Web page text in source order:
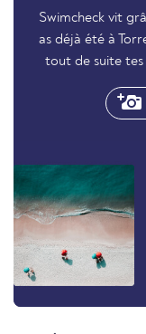
Swimcheck vit
as déjà été à
tout de suite tes